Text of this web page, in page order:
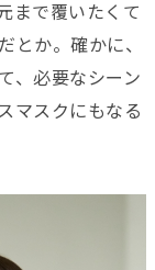
まで覆いたくて
とか。確かに、
、必要なシーン
マスクにもなる